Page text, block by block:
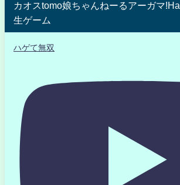
カオスtomo娘ちゃんねーるアーガマ
生ゲーム
ハゲて無双